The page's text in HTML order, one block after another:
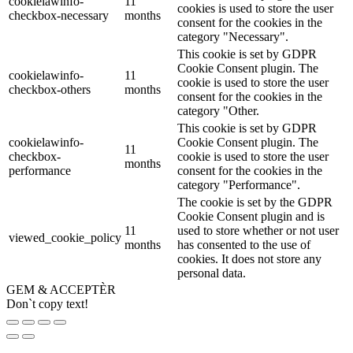
checkbox-necessary
months
cookies is used to store the user
consent for the cookies in the
category "Necessary".
cookielawinfo-
checkbox-others
11
months
This cookie is set by GDPR
Cookie Consent plugin. The
cookie is used to store the user
consent for the cookies in the
category "Other.
cookielawinfo-
checkbox-
performance
11
months
This cookie is set by GDPR
Cookie Consent plugin. The
cookie is used to store the user
consent for the cookies in the
category "Performance".
viewed_cookie_policy
11
months
The cookie is set by the GDPR
Cookie Consent plugin and is
used to store whether or not user
has consented to the use of
cookies. It does not store any
personal data.
GEM & ACCEPTÈR
Don`t copy text!